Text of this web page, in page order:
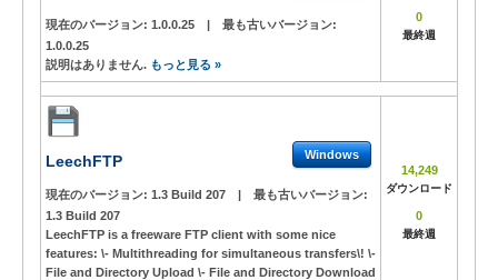
現在のバージョン: 1.0.0.25 |
最も古いバージョン:
1.0.0.25
説明はありません. もっと見る »
0
最終週
LeechFTP Windows
現在のバージョン: 1.3 Build 207 |
最も古いバージョン:
1.3 Build 207
LeechFTP is a freeware FTP client with some nice
features: \- Multithreading for simultaneous transfers\! \-
File and Directory Upload \- File and Directory Download
14,249
ダウンロード
0
最終週